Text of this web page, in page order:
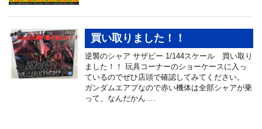
買い取りました！！
逆襲のシャア サザビー 1/144スケール 買い取り
ました！！ 玩具コーナーのショーケースに入っ
ているのでぜひ店頭で確認してみてください。
ガンダムエアプなので赤い機体は全部シャアが乗
って、なんだかん …